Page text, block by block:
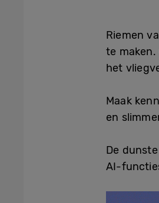
Riemen
te maken.
het
Maak
en
De
AI-